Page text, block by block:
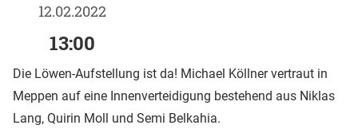
12.02.2022
13:00
Die Löwen-Aufstellung ist da! Michael Köllner vertraut in
Meppen auf eine Innenverteidigung bestehend aus Niklas
Lang, Quirin Moll und Semi Belkahia.